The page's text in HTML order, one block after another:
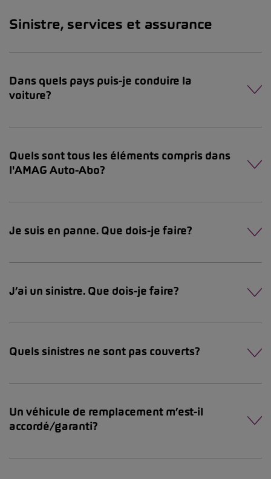
Sinistre, services et assurance
Dans quels pays puis-je conduire la
voiture?
Quels sont tous les éléments compris dans
l'AMAG Auto-Abo?
Je suis en panne. Que dois-je faire?
J’ai un sinistre. Que dois-je faire?
Quels sinistres ne sont pas couverts?
Un véhicule de remplacement m’est-il
accordé/garanti?